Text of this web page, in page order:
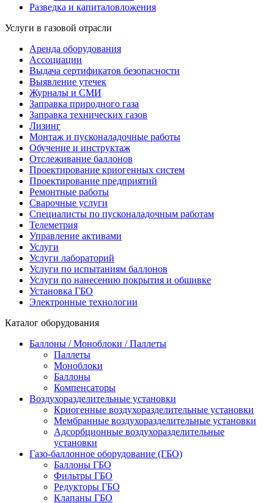
Разведка и капиталовложения
Услуги в газовой отрасли
Аренда оборудования
Ассоциации
Выдача сертификатов безопасности
Выявление утечек
Журналы и СМИ
Заправка природного газа
Заправка технических газов
Лизинг
Монтаж и пусконаладочные работы
Обучение и инструктаж
Отслеживание баллонов
Проектирование криогенных систем
Проектирование предприятий
Ремонтные работы
Сварочные услуги
Специалисты по пусконаладочным работам
Телеметрия
Управление активами
Услуги
Услуги лабораторий
Услуги по испытаниям баллонов
Услуги по нанесению покрытия и обшивке
Установка ГБО
Электронные технологии
Каталог оборудования
Баллоны / Моноблоки / Паллеты
Паллеты
Моноблоки
Баллоны
Компенсаторы
Воздухоразделительные установки
Криогенные воздухоразделительные установки
Мембранные воздухоразделительные установки
Адсорбционные воздухоразделительные
установки
Газо-баллонное оборудование (ГБО)
Баллоны ГБО
Фильтры ГБО
Редукторы ГБО
Клапаны ГБО